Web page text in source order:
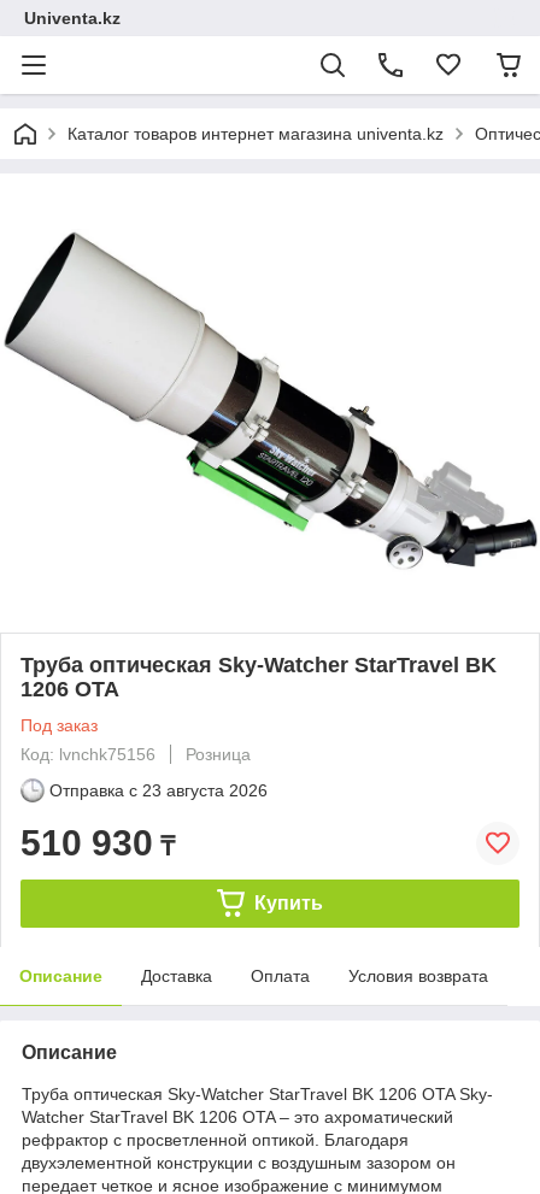
Univenta.kz
Каталог товаров интернет магазина univenta.kz
Труба оптическая Sky-Watcher StarTravel BK
1206 OTA
Под заказ
Код: lvnchk75156
Розница
Отправка с 23 августа 2026
510 930 ₸
Купить
Описание Доставка Оплата Условия возврата
Описание
Труба оптическая Sky-Watcher StarTravel BK 1206 OTA Sky-
Watcher StarTravel BK 1206 OTA – это ахроматический
рефрактор с просветленной оптикой. Благодаря
двухэлементной конструкции с воздушным зазором он
передает четкое и ясное изображение с минимумом